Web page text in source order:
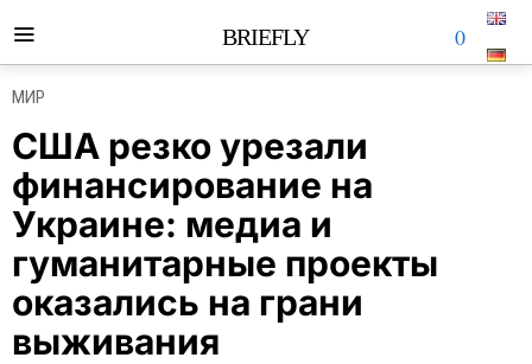
BRIEFLY 0
МИР
США резко урезали
финансирование на
Украине: медиа и
гуманитарные проекты
оказались на грани
выживания